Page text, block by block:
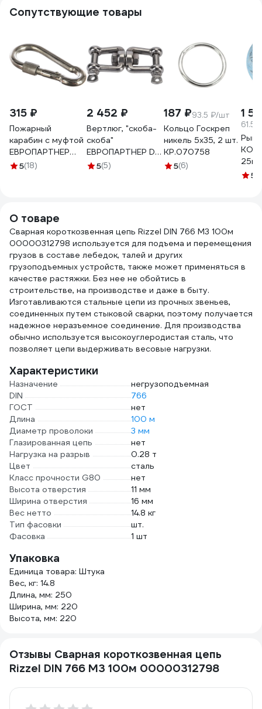
Сопутствующие товары
315 ₽
Пожарный
карабин с муфтой
ЕВРОПАРТНЕР
DIN5299 М10 Zn 1
5(18)
2 452 ₽
Вертлюг, "скоба-
скоба"
ЕВРОПАРТНЕР D6
мм, нержав. сталь,
5(5)
187 ₽93.5 ₽/шт
Кольцо Госкреп
никель 5х35, 2 шт.
КР.070758
5(6)
1
Рым-
5
О товаре
Сварная короткозвенная цепь Rizzel DIN 766 М3 100м
00000312798 используется для подъема и перемещения
грузов в составе лебедок, талей и других
грузоподъемных устройств, также может применяться в
качестве растяжки. Без нее не обойтись в
строительстве, на производстве и даже в быту.
Изготавливаются стальные цепи из прочных звеньев,
соединенных путем стыковой сварки, поэтому получается
надежное неразъемное соединение. Для производства
обычно используется высокоуглеродистая сталь, что
позволяет цепи выдерживать весовые нагрузки.
Характеристики
Назначение
негрузоподъемная
DIN
766
ГОСТ
нет
Длина
100 м
Диаметр проволоки
3 мм
Глазированная цепь
нет
Нагрузка на разрыв
0.28 т
Цвет
сталь
Класс прочности G80
нет
Высота отверстия
11 мм
Ширина отверстия
16 мм
Вес нетто
14.8 кг
Тип фасовки
шт.
Фасовка
1 шт
Упаковка
Единица товара: Штука
Вес, кг: 14.8
Длина, мм: 250
Ширина, мм: 220
Высота, мм: 220
Отзывы Сварная короткозвенная цепь
Rizzel DIN 766 М3 100м 00000312798